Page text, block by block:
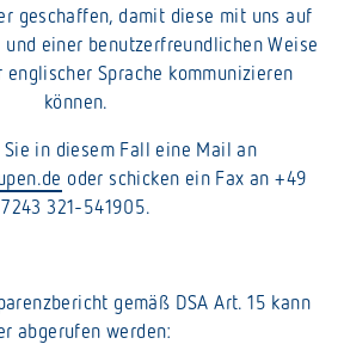
geschaffen, damit diese mit uns auf
einer benutzerfreundlichen Weise
englischer Sprache kommunizieren
können.
in diesem Fall eine Mail an
.de oder schicken ein Fax an +49
7243 321-541905.
gemäß DSA Art. 15 kann
abgerufen werden: